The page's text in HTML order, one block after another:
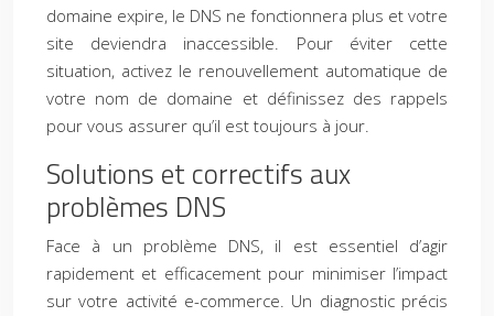
domaine expire, le DNS ne fonctionnera plus et votre
site deviendra inaccessible. Pour éviter cette
situation, activez le renouvellement automatique de
votre nom de domaine et définissez des rappels
pour vous assurer qu’il est toujours à jour.
Solutions et correctifs aux
problèmes DNS
Face à un problème DNS, il est essentiel d’agir
rapidement et efficacement pour minimiser l’impact
sur votre activité e-commerce. Un diagnostic précis